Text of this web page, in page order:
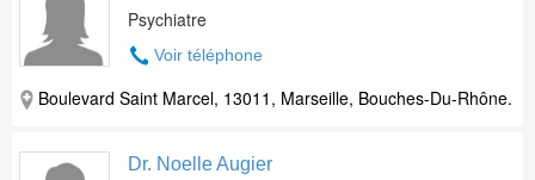
Psychiatre
Voir téléphone
Boulevard Saint Marcel, 13011, Marseille, Bouches-Du-Rhône.
Dr. Noelle Augier